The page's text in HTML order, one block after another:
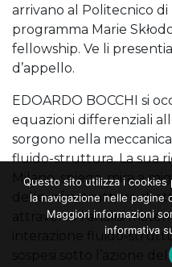
arrivano al Politecnico di
programma Marie
fellowship. Ve li
d’appello.
EDOARDO BOCCHI si
equazioni differenziali
sorgono nella
fluido-struttura. La sua
Milano, spiega, mira a
delle infrastrutture di
attraverso l’analisi
interazione fluido-
sospesi sotto l’azione
Questo sito utilizza i
la navigazione nelle pagine
Maggiori informazioni
informativa